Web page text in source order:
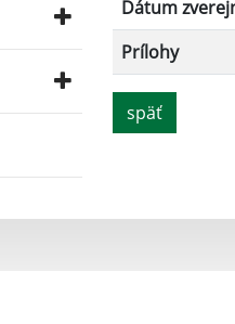
Dátum
Prílohy
späť